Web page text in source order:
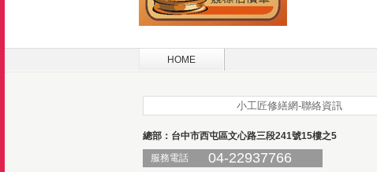
HOME
小工匠修繕網-聯絡資訊
總部：台中市西屯區文心路三段241號15樓之5
服務電話
04-22937766